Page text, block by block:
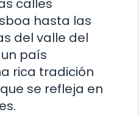
calles
hasta las
del valle del
país
rica tradición
se refleja en